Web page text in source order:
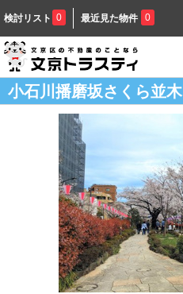
検討リスト 0 最近見た物件 0
小石川播磨坂さくら並木